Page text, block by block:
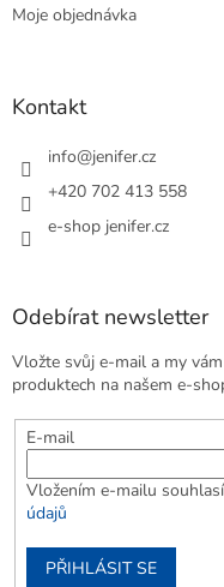
Moje objednávka
Kontakt
info@jenifer.cz
+420 702 413 558
e-shop jenifer.cz
Odebírat newsletter
Vložte svůj e-mail a my
produktech na našem e-
E-mail
Vložením e-mailu
údajů
PŘIHLÁSIT SE